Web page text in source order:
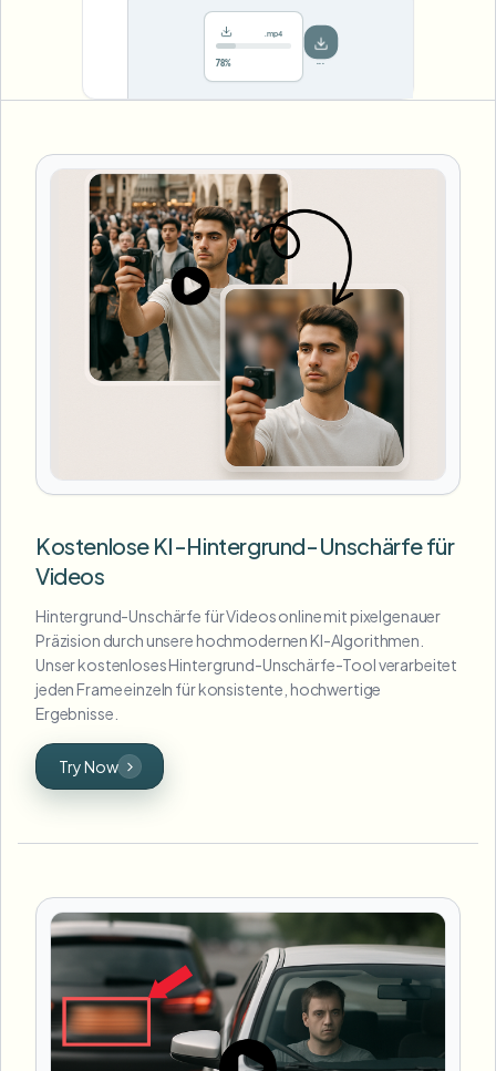
.mp4
Saved! Done
Kostenlose KI-Hintergrund-Unschärfe für
Videos
Hintergrund-Unschärfe für Videos online mit pixelgenauer
Präzision durch unsere hochmodernen KI-Algorithmen.
Unser kostenloses Hintergrund-Unschärfe-Tool verarbeitet
jeden Frame einzeln für konsistente, hochwertige
Ergebnisse.
Try Now